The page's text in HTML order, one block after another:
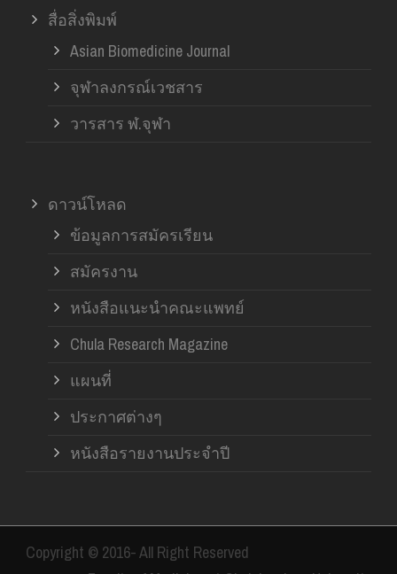
สื่อสิ่งพิมพ์
Asian Biomedicine Journal
จุฬาลงกรณ์เวชสาร
วารสาร ฬ.จุฬา
ดาวน์โหลด
ข้อมูลการสมัครเรียน
สมัครงาน
หนังสือแนะนำคณะแพทย์
Chula Research Magazine
แผนที่
ประกาศต่างๆ
หนังสือรายงานประจำปี
Copyright © 2016- All Right Reserved